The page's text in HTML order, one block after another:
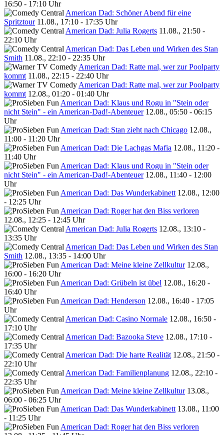
16:50 - 17:10 Uhr
American Dad: Schöner Abend für eine
Spritztour 11.08., 17:10 - 17:35 Uhr
American Dad: Julia Rogerts 11.08., 21:50 -
22:10 Uhr
American Dad: Das Leben und Wirken des Stan
Smith 11.08., 22:10 - 22:35 Uhr
American Dad: Ratte mal, wer zur Poolparty
kommt 11.08., 22:15 - 22:40 Uhr
American Dad: Ratte mal, wer zur Poolparty
kommt 12.08., 01:20 - 01:40 Uhr
American Dad: Klaus und Rogu in "Stein oder
nicht Stein" - ein American-Dad!-Abenteuer 12.08., 05:50 - 06:15
Uhr
American Dad: Stan zieht nach Chicago 12.08.,
11:00 - 11:20 Uhr
American Dad: Die Lachgas Mafia 12.08., 11:20 -
11:40 Uhr
American Dad: Klaus und Rogu in "Stein oder
nicht Stein" - ein American-Dad!-Abenteuer 12.08., 11:40 - 12:00
Uhr
American Dad: Das Wunderkabinett 12.08., 12:00
- 12:25 Uhr
American Dad: Roger hat den Biss verloren
12.08., 12:25 - 12:45 Uhr
American Dad: Julia Rogerts 12.08., 13:10 -
13:35 Uhr
American Dad: Das Leben und Wirken des Stan
Smith 12.08., 13:35 - 14:00 Uhr
American Dad: Meine kleine Zellkultur 12.08.,
16:00 - 16:20 Uhr
American Dad: Grübeln ist übel 12.08., 16:20 -
16:40 Uhr
American Dad: Henderson 12.08., 16:40 - 17:05
Uhr
American Dad: Casino Normale 12.08., 16:50 -
17:10 Uhr
American Dad: Bazooka Steve 12.08., 17:10 -
17:35 Uhr
American Dad: Die harte Realität 12.08., 21:50 -
22:10 Uhr
American Dad: Familienplanung 12.08., 22:10 -
22:35 Uhr
American Dad: Meine kleine Zellkultur 13.08.,
06:00 - 06:25 Uhr
American Dad: Das Wunderkabinett 13.08., 11:00
- 11:25 Uhr
American Dad: Roger hat den Biss verloren